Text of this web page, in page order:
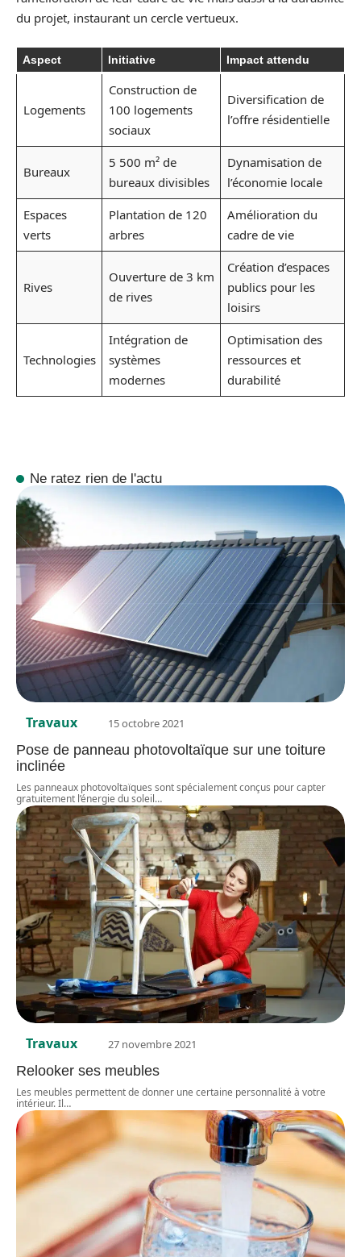
du projet, instaurant un cercle vertueux.
Aspect Initiative Impact attendu
Logements
Construction de
100 logements
sociaux
Diversification de
l’offre résidentielle
Bureaux
5 500 m² de
bureaux divisibles
Dynamisation de
l’économie locale
Espaces
verts
Plantation de 120
arbres
Amélioration du
cadre de vie
Rives
Ouverture de 3 km
de rives
Création d’espaces
publics pour les
loisirs
Technologies
Intégration de
systèmes
modernes
Optimisation des
ressources et
durabilité
Ne ratez rien de l'actu
Travaux 15 octobre 2021
Pose de panneau photovoltaïque sur une toiture
inclinée
Les panneaux photovoltaïques sont spécialement conçus pour capter
gratuitement l’énergie du soleil…
Travaux 27 novembre 2021
Relooker ses meubles
Les meubles permettent de donner une certaine personnalité à votre
intérieur. Il…